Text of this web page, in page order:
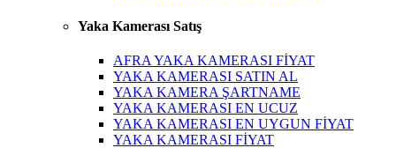
Yaka Kamerası Satış
AFRA YAKA KAMERASI FİYAT
YAKA KAMERASI SATIN AL
YAKA KAMERA ŞARTNAME
YAKA KAMERASI EN UCUZ
YAKA KAMERASI EN UYGUN FİYAT
YAKA KAMERASI FİYAT